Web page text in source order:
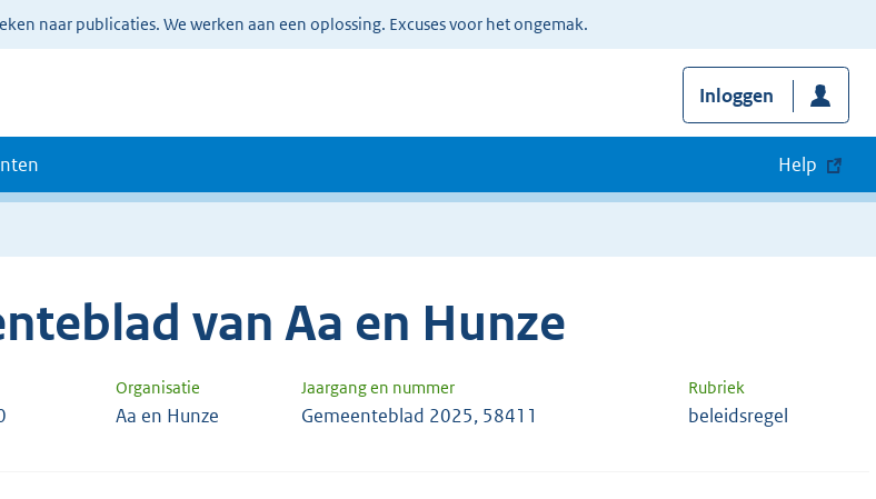
naar publicaties. We werken aan een oplossing. Excuses voor het ongemak.
Inloggen
Help
van Aa en Hunze
Organisatie Jaargang en nummer Rubriek
Aa en Hunze Gemeenteblad 2025, 58411 beleidsregel